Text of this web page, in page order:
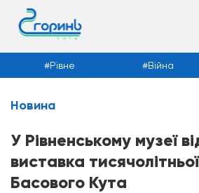
Новини
Рівне Війна
Новина
У Рівненському музеї
виставка тисячолітньої
Басового Кута